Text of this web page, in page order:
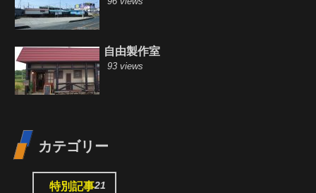
自由製作室
93 views
カテゴリー
特別記事21